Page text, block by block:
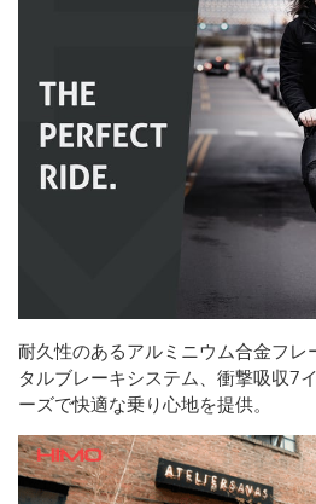
耐久性のあるアルミニウム合金フレ
タルブレーキシステム、衝撃吸収7
ーズで快適な乗り心地を提供。